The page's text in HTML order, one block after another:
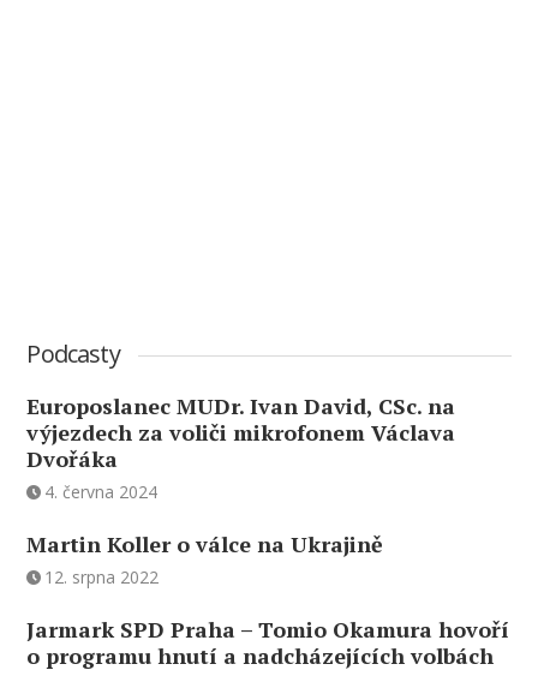
Podcasty
Europoslanec MUDr. Ivan David, CSc. na
výjezdech za voliči mikrofonem Václava
Dvořáka
4. června 2024
Martin Koller o válce na Ukrajině
12. srpna 2022
Jarmark SPD Praha – Tomio Okamura hovoří
o programu hnutí a nadcházejících volbách